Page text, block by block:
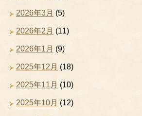
2026年3月 (5)
2026年2月 (11)
2026年1月 (9)
2025年12月 (18)
2025年11月 (10)
2025年10月 (12)